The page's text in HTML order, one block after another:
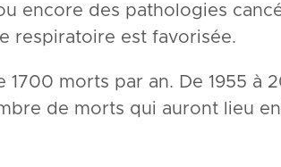
encore des pathologies
respiratoire est favorisée.
1700 morts par an. De 1955
de morts qui auront lieu